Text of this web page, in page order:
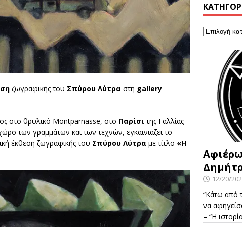
ζωγραφικής του Σπύρου Λύτρα στη gallery
στο θρυλικό Montparnasse, στο Παρίσιτης Γαλλίας
των γραμμάτων και των τεχνών, εγκαινιάζει το
έκθεση ζωγραφικής του Σπύρου Λύτρα με τίτλο «Η
12/20/
“Κάτω από
να
– “Η